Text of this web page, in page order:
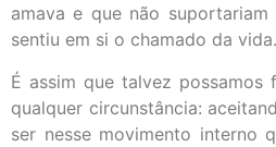
amava e que não
sentiu em si o chamado da vida.
É assim que talvez
qualquer circunstância:
ser nesse movimento interno